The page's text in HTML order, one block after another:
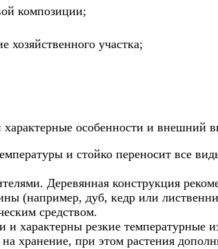
композиции;
хозяйственного участка;
характерные особенности и внешний
и стойко переносит все
Деревянная конструкция
(например, дуб, кедр или
средством.
характерны резкие температурные
хранение, при этом растения